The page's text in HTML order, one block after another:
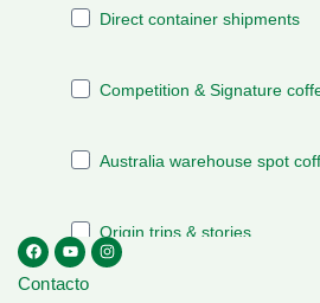
Contacto